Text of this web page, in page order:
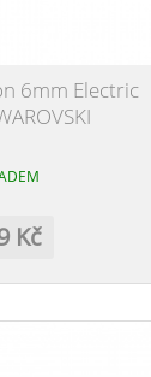
6mm Electric
Kč